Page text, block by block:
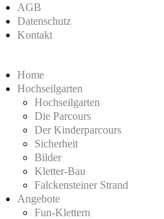
AGB
Datenschutz
Kontakt
Home
Hochseilgarten
Hochseilgarten
Die Parcours
Der Kinderparcours
Sicherheit
Bilder
Kletter-Bau
Falckensteiner Strand
Angebote
Fun-Klettern